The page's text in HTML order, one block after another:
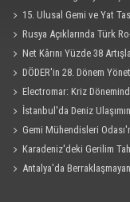
15. Ulusal Gemi ve Yat
Uzatıldı
Rusya Açıklarında Türk
Net Kârını Yüzde 38
DÖDER'in 28. Dönem
Electromar: Kriz
İstanbul'da Deniz
Gemi Mühendisleri
Karadeniz'deki Gerilim
Antalya'da